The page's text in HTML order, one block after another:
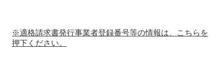
※適格請求書発行事業者登録番号等の情報は、こちらを
押下ください。